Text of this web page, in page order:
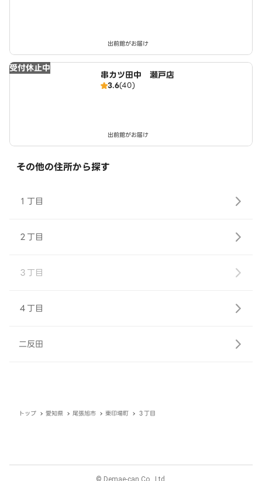
出前館がお届け
受付休止中
串カツ田中 瀬戸店
3.6(40)
出前館がお届け
その他の住所から探す
１丁目
２丁目
３丁目
４丁目
二反田
トップ 愛知県 尾張旭市 東印場町 ３丁目
© Demae-can Co., Ltd.